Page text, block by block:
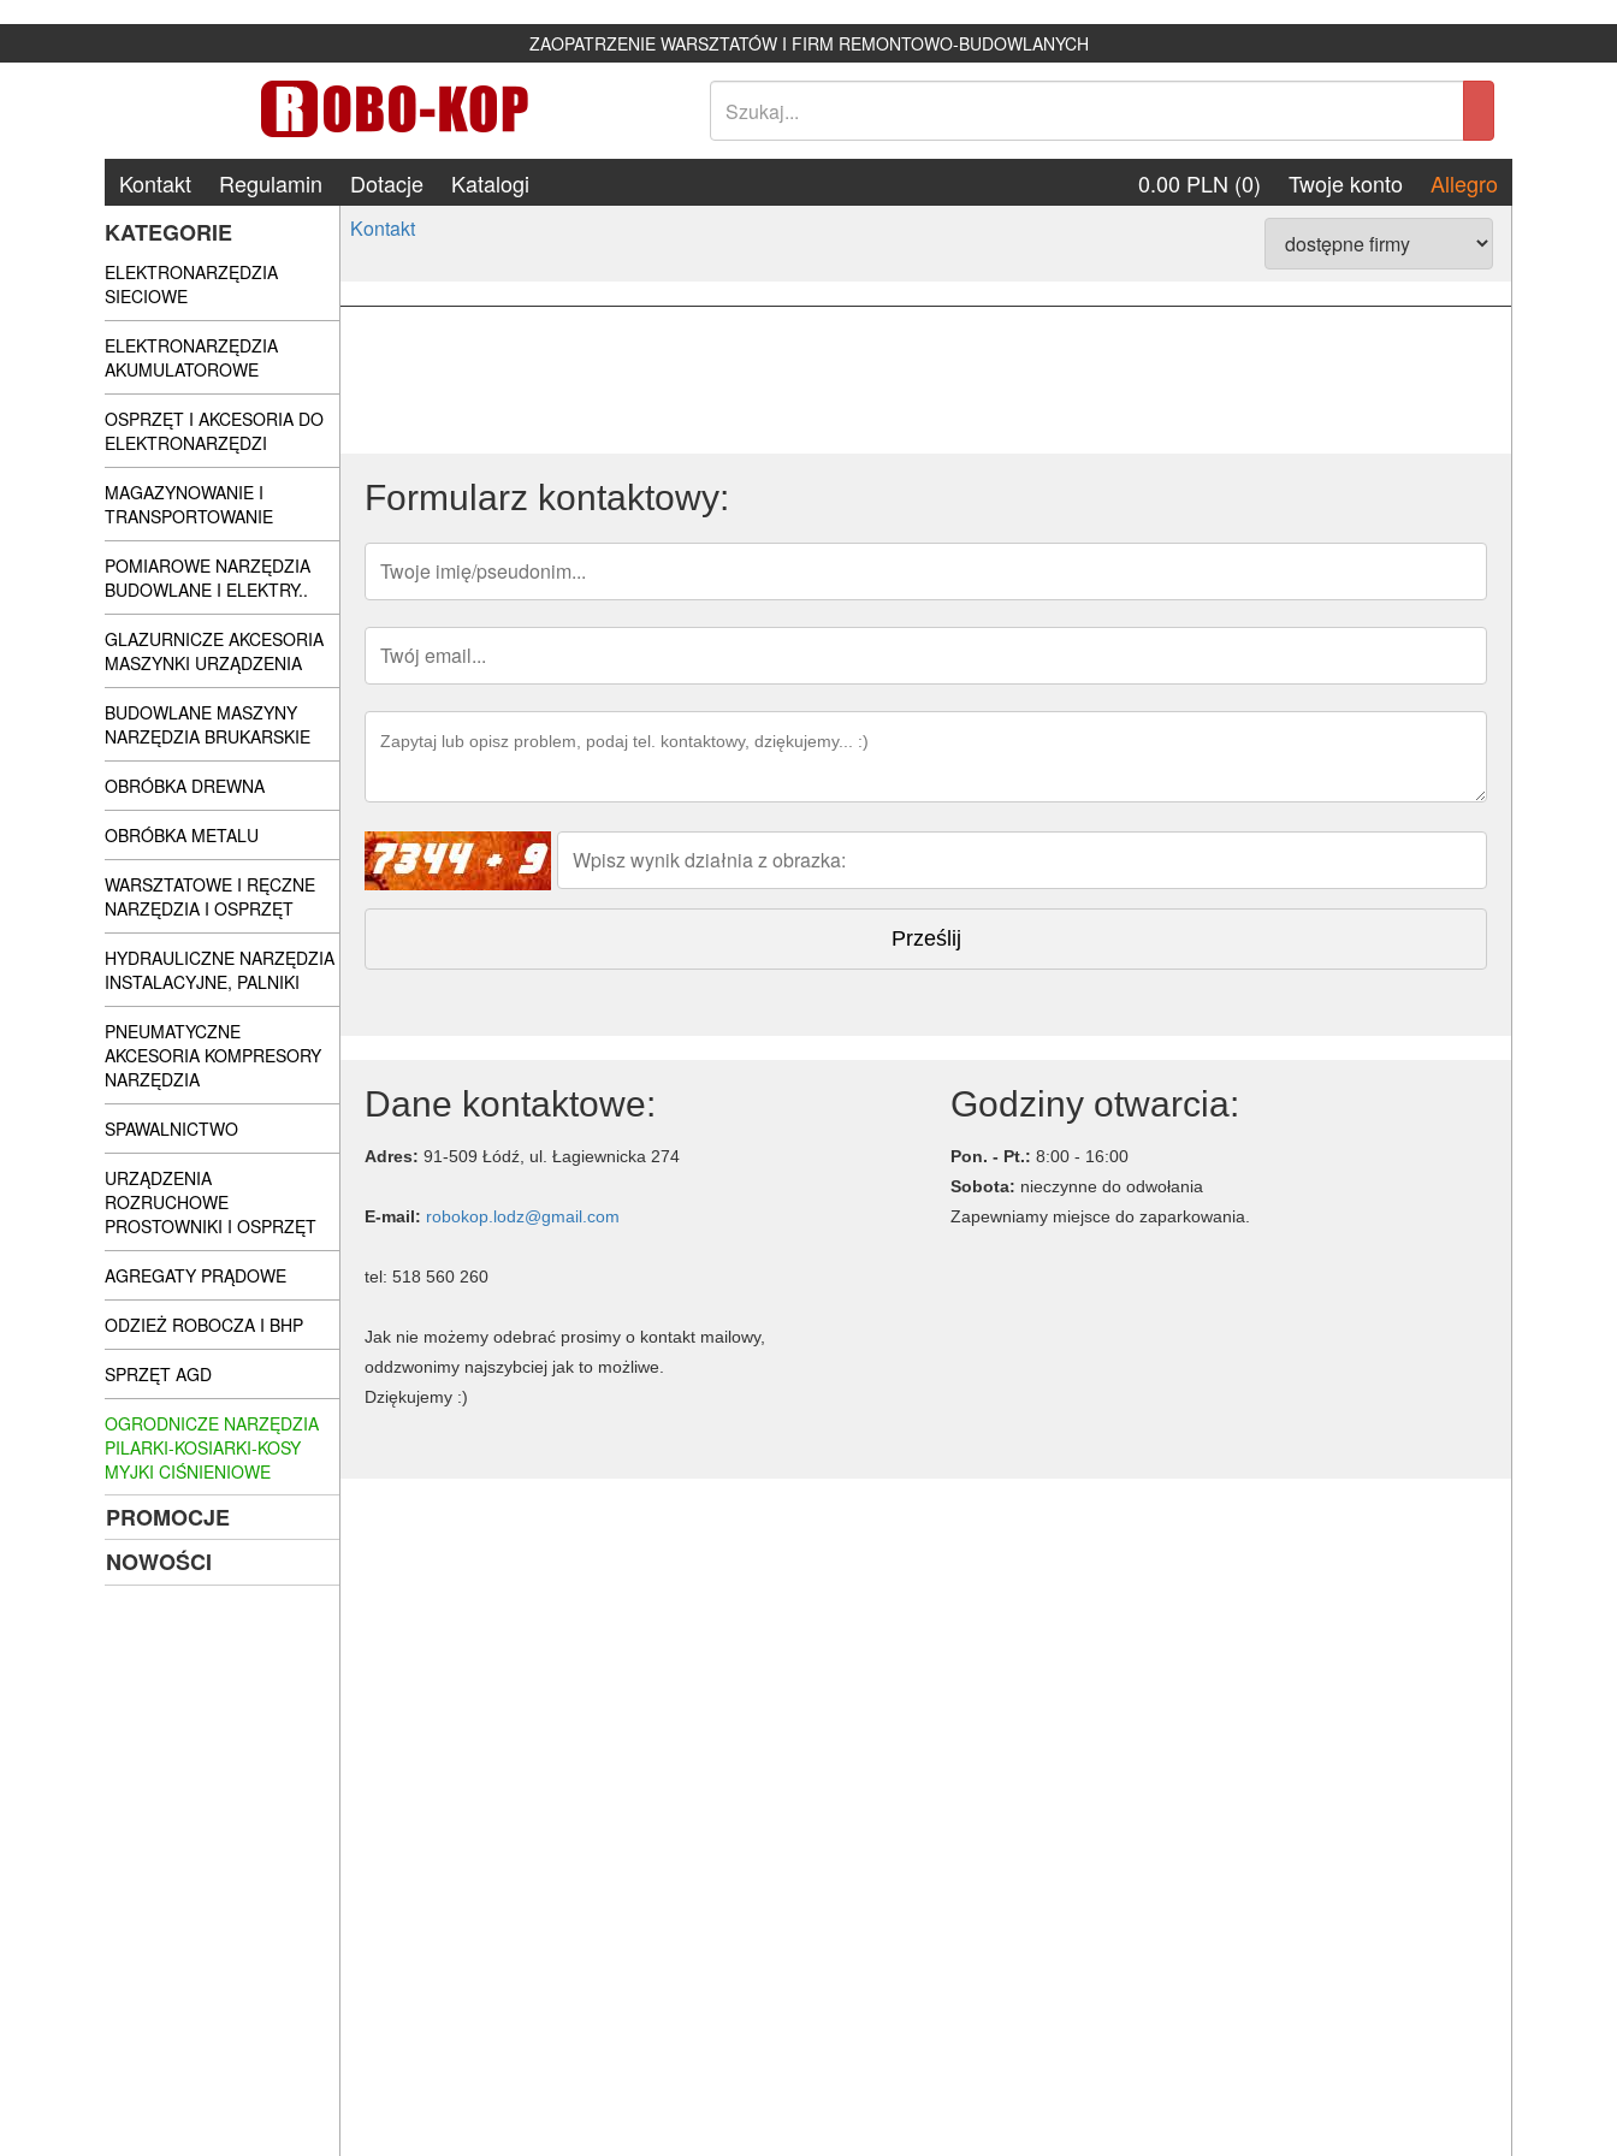
ZAOPATRZENIE WARSZTATÓW I FIRM REMONTOWO-BUDOWLANYCH
Kontakt Regulamin Dotacje Katalogi 0.00 PLN (0) Twoje konto
Allegro
KATEGORIE
ELEKTRONARZĘDZIA
SIECIOWE
ELEKTRONARZĘDZIA
AKUMULATOROWE
OSPRZĘT I AKCESORIA DO
ELEKTRONARZĘDZI
MAGAZYNOWANIE I
TRANSPORTOWANIE
POMIAROWE NARZĘDZIA
BUDOWLANE I ELEKTRY..
GLAZURNICZE AKCESORIA
MASZYNKI URZĄDZENIA
BUDOWLANE MASZYNY
NARZĘDZIA BRUKARSKIE
OBRÓBKA DREWNA
OBRÓBKA METALU
WARSZTATOWE I RĘCZNE
NARZĘDZIA I OSPRZĘT
HYDRAULICZNE NARZĘDZIA
INSTALACYJNE, PALNIKI
PNEUMATYCZNE
AKCESORIA KOMPRESORY
NARZĘDZIA
SPAWALNICTWO
URZĄDZENIA
ROZRUCHOWE
PROSTOWNIKI I OSPRZĘT
AGREGATY PRĄDOWE
ODZIEŻ ROBOCZA I BHP
SPRZĘT AGD
OGRODNICZE NARZĘDZIA
PILARKI-KOSIARKI-KOSY
MYJKI CIŚNIENIOWE
PROMOCJE
NOWOŚCI
Kontakt
Formularz kontaktowy:
Dane kontaktowe:
Adres: 91-509 Łódź, ul. Łagiewnicka 274
E-mail: robokop.lodz@gmail.com
tel: 518 560 260
Jak nie możemy odebrać prosimy o kontakt mailowy,
oddzwonimy najszybciej jak to możliwe.
Dziękujemy :)
Godziny otwarcia:
Pon. - Pt.: 8:00 - 16:00
Sobota: nieczynne do odwołania
Zapewniamy miejsce do zaparkowania.